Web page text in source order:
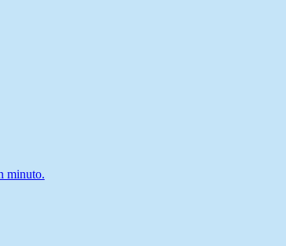
minuto.